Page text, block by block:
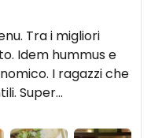
Tra i migliori
Idem hummus e
I ragazzi che
Super